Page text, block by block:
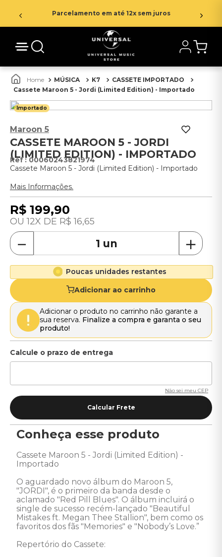
Parcelamento em até 12x sem juros
MÚSICA K7
CASSETE IMPORTADO
Cassete Maroon 5 - Jordi (Limited Edition) - Importado
Importado
Maroon 5
CASSETE MAROON 5 - JORDI
(LIMITED EDITION) - IMPORTADO
:00060243821974
Cassete Maroon 5 - Jordi (Limited Edition) - Importado
Mais Informações.
R$ 199,90
12 R$ 16,65
＋
－
Poucas unidades restantes
Adicionar ao carrinho
Adicionar o produto no carrinho não garante a
sua reserva. Finalize a compra e garanta o seu
produto!
Não sei meu CEP
Conheça esse produto
Cassete Maroon 5 - Jordi (Limited Edition) -
Importado
O aguardado novo álbum do Maroon 5,
"JORDI", é o primeiro da banda desde o
aclamado "Red Pill Blues". O álbum incluirá o
single de sucesso recém-lançado "Beautiful
Mistakes ft. Megan Thee Stallion", bem como os
favoritos dos fãs "Memories" e "Nobody’s Love.”
Repertório do Cassete: